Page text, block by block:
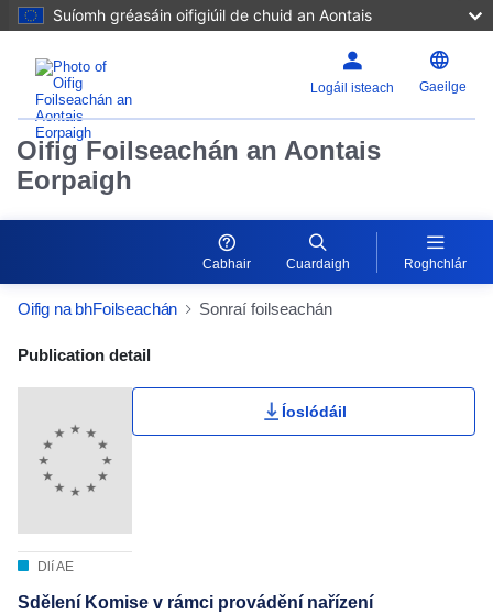
Suíomh gréasáin oifigiúil de chuid an Aontais
Logáil isteach Gaeilge
Oifig Foilseachán an Aontais
Eorpaigh
Cabhair Cuardaigh Roghchlár
Oifig na bhFoilseachán Sonraí foilseachán
Publication Detail Actions Portlet
Publication detail
Dlí AE
Íoslódáil
Sdělení Komise v rámci provádění nařízení